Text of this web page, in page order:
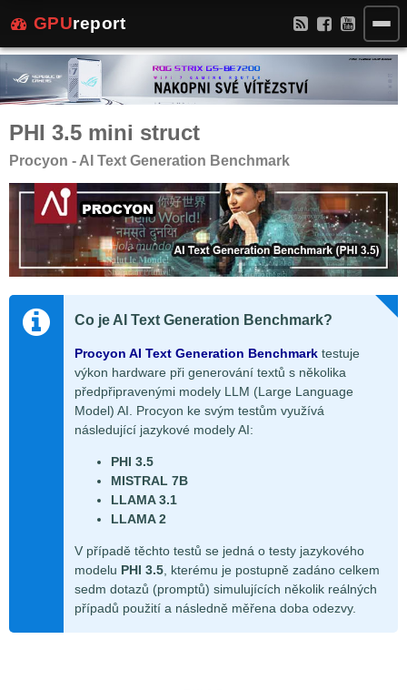
GPUreport
PHI 3.5 mini struct
Procyon - AI Text Generation Benchmark
Co je AI Text Generation Benchmark?
Procyon AI Text Generation Benchmark testuje
výkon hardware při generování textů s několika
předpřipravenými modely LLM (Large Language
Model) AI. Procyon ke svým testům využívá
následující jazykové modely AI:
PHI 3.5
MISTRAL 7B
LLAMA 3.1
LLAMA 2
V případě těchto testů se jedná o testy jazykového
modelu PHI 3.5, kterému je postupně zadáno celkem
sedm dotazů (promptů) simulujících několik reálných
případů použití a následně měřena doba odezvy.